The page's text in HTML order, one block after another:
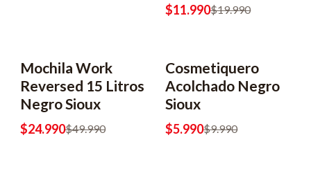
$11.990$19.990
-50% OFF
Mochila Work
Reversed 15 Litros
Negro Sioux
$24.990$49.990
-40% OFF
Cosmetiquero
Acolchado Negro
Sioux
$5.990$9.990